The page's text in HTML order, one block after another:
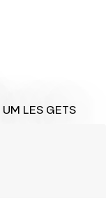
UM LES GETS